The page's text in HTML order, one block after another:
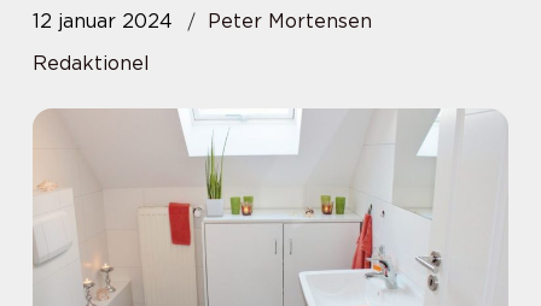
12 januar 2024
Peter Mortensen
Redaktionel